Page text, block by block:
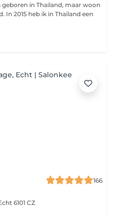
geboren in Thailand, maar woon
In 2015 heb ik in Thailand een
166
6101 CZ